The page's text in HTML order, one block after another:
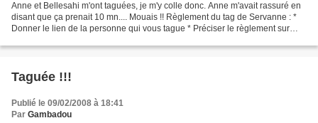
Anne et Bellesahi m'ont taguées, je m'y colle donc. Anne m'avait rassuré en
disant que ça prenait 10 mn.... Mouais !! Règlement du tag de Servanne : *
Donner le lien de la personne qui vous tague * Préciser le règlement sur
Taguée !!!
Publié le 09/02/2008 à 18:41
Par Gambadou